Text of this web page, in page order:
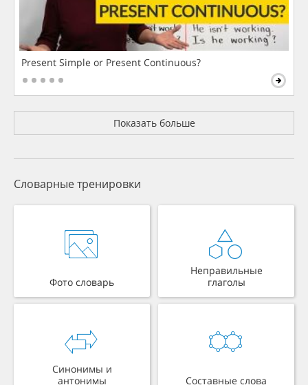
Present Simple or Present Continuous?
Показать больше
Словарные тренировки
Фото словарь
Неправильные
глаголы
Синонимы и
антонимы
Составные слова